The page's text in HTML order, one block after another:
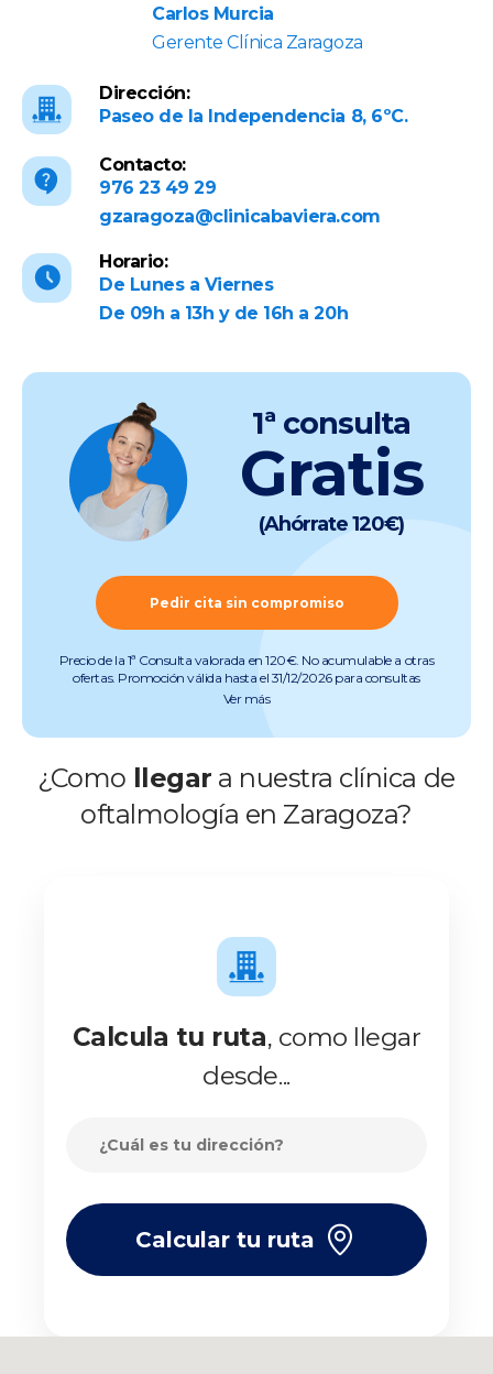
Carlos Murcia
Gerente Clínica Zaragoza
Dirección:
Paseo de la Independencia 8, 6ºC.
Contacto:
976 23 49 29
gzaragoza@clinicabaviera.com
Horario:
De Lunes a Viernes
De 09h a 13h y de 16h a 20h
1ª consulta
Gratis
(Ahórrate 120€)
Pedir cita sin compromiso
Precio de la 1ª Consulta valorada en 120€. No acumulable a otras
ofertas. Promoción válida hasta el 31/12/2026 para consultas
preoperatorias de miopía, hipermetropía, astigmatismo, presbicia y
www.clinicabaviera.com/promociones.Registro sanitario NRS
CS2046.
Ver más
¿Como llegar a nuestra clínica de
oftalmología en Zaragoza?
Calcula tu ruta, como llegar
desde...
Calcular tu ruta